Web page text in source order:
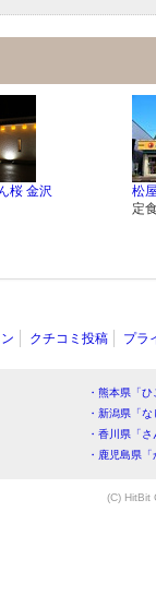
桜 金沢
松
定
クチコミ投稿 プラ
・熊本県「
・新潟県「
・香川県「
・鹿児島県
(C) HitBit